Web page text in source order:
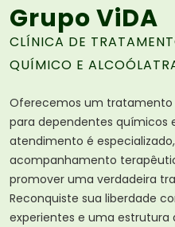
Grupo ViDA
CLÍNICA DE
QUÍMICO E
Oferecemos um tratamento
para dependentes químicos
atendimento é
acompanhamento
promover uma verdadeira
Reconquiste sua liberdade
experientes e uma estrutura